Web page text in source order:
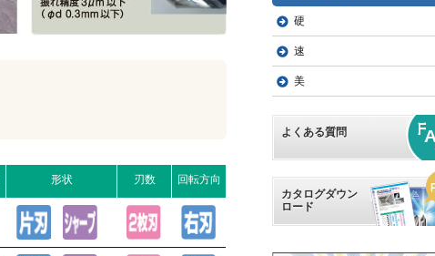
形状 刃数 回転方向
硬
速
美
よくある質問
カタログダウン
ロード